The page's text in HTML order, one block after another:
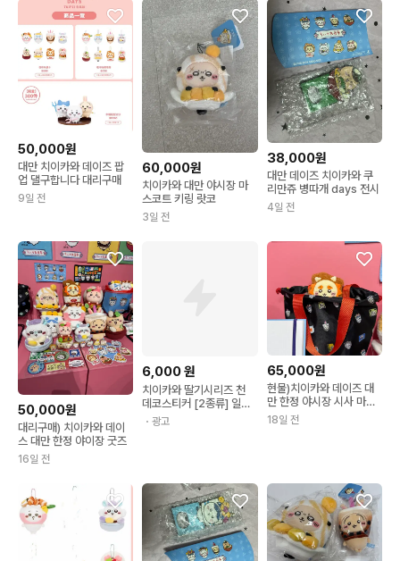
50,000원
대만 치이카와 데이즈 팝
업 댈구합니다 대리구매
9일 전
60,000원
치이카와 대만 야시장 마
스코트 키링 랏코
3일 전
38,000원
대만 데이즈 치이카와 쿠
리만쥬 병따개 days 전시
4일 전
50,000원
대리구매) 치이카와 데이
스 대만 한정 야이장 굿즈
16일 전
6,000원
치이카와 딸기시리즈 천
데코스티커 [2종류] 일본
정품 스티커 다이어리꾸미
기 캐릭터팬시 귀여운스티
・광고
65,000원
현물)치이카와 데이즈 대
만 한정 야시장 시사 마코
판매
18일 전